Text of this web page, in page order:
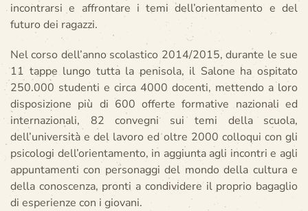
incontrarsi e affrontare i temi dell’orientamento e del
futuro dei ragazzi.
Nel corso dell’anno scolastico 2014/2015, durante le sue
11 tappe lungo tutta la penisola, il Salone ha ospitato
250.000 studenti e circa 4000 docenti, mettendo a loro
disposizione più di 600 offerte formative nazionali ed
internazionali, 82 convegni sui temi della scuola,
dell’università e del lavoro ed oltre 2000 colloqui con gli
psicologi dell’orientamento, in aggiunta agli incontri e agli
appuntamenti con personaggi del mondo della cultura e
della conoscenza, pronti a condividere il proprio bagaglio
di esperienze con i giovani.